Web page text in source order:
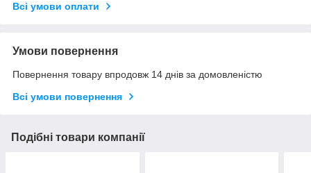
Всі умови оплати
Умови повернення
Повернення товару впродовж 14 днів за домовленістю
Всі умови повернення
Подібні товари компанії